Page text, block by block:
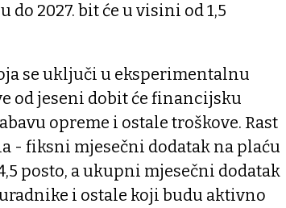
2027. bit će u visini od 1,5
se uključi u eksperimentalnu
od jeseni dobit će financijsku
opreme i ostale troškove. Rast
- fiksni mjesečni dodatak na plaću
posto, a ukupni mjesečni dodatak
i ostale koji budu aktivno